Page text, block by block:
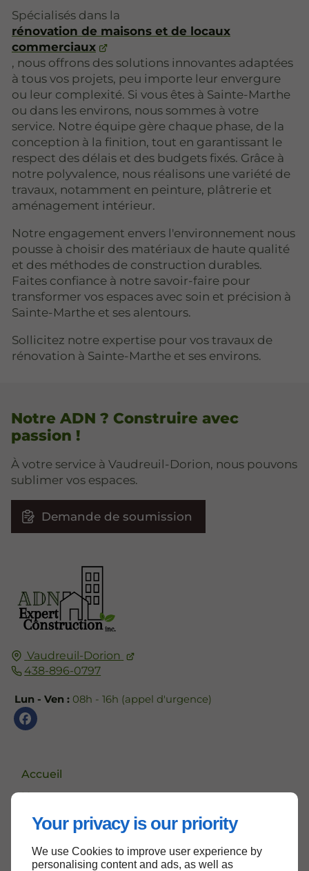
Your privacy is our priority
We use Cookies to improve user experience by
personalising content and ads, as well as
Spécialisés dans la
rénovation de maisons et de locaux
commerciaux
, nous offrons des solutions innovantes adaptées
à tous vos projets, peu importe leur envergure
ou leur complexité. Si vous êtes à Sainte-Marthe
ou dans les environs, nous sommes à votre
service. Notre équipe gère chaque phase, de la
conception à la finition, tout en garantissant le
respect des délais et des budgets fixés. Grâce à
notre polyvalence, nous réalisons une variété de
travaux, notamment en peinture, plâtrerie et
aménagement intérieur.
Notre engagement envers l'environnement nous
pousse à choisir des matériaux de haute qualité
et des méthodes de construction durables.
Faites confiance à notre savoir-faire pour
transformer vos espaces avec soin et précision à
Sainte-Marthe et ses alentours.
Sollicitez notre expertise pour vos travaux de
rénovation à Sainte-Marthe et ses environs.
Vaudreuil-Dorion
438-896-0797
Lun - Ven :08h - 16h (appel d'urgence)
Accueil
Nous contacter
Politique de confidentialité
Notre ADN ? Construire avec
passion !
À votre service à Vaudreuil-Dorion, nous pouvons
sublimer vos espaces.
Demande de soumission